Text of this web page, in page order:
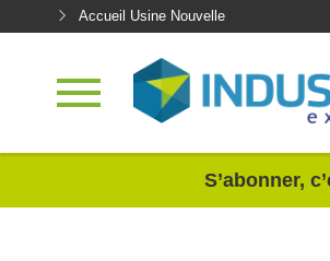
Accueil Usine Nouvelle
S’abonner,